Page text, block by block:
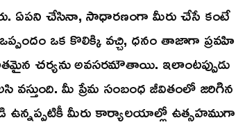
ఏపని చేసినా, సాధారణంగా మీరు చేసే కంటే
ఒక కొలిక్కి వచ్చి, ధనం తాజాగా ప్రవహి
చర్యను అవసరమౌతాయి. ఇలాంటప్పుడు
మీ ప్రేమ సంబంధ జీవితంలో జరిగిన
ఉన్నప్పటికీ మీరు కార్యాలయాల్లో ఉత్సహముగా